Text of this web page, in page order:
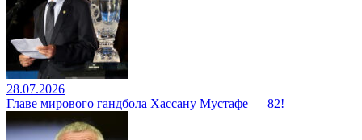
28.07.2026
Главе мирового гандбола Хассану Мустафе — 82!